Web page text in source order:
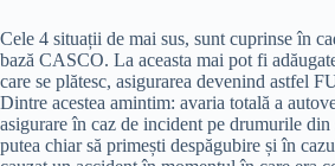
Cele 4 situații de mai sus, sunt cuprinse în
bază CASCO. La aceasta mai pot fi
care se plătesc, asigurarea devenind astfel
Dintre acestea amintim: avaria totală a
asigurare în caz de incident pe drumurile din
putea chiar să primești despăgubire și în